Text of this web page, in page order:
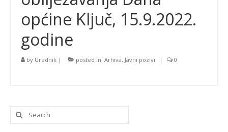
općine Ključ, 15.9.2022.
godine
by Urednik | posted in: Arhiva, Javni pozivi | 0
Search
for: